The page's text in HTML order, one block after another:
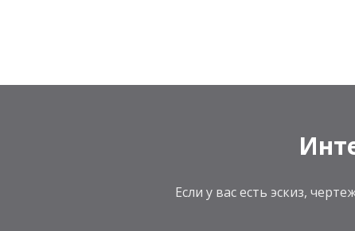
Если у вас есть эскиз,